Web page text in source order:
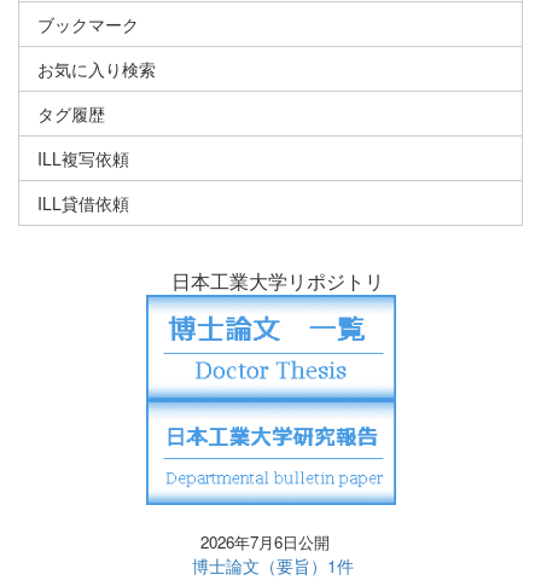
ブックマーク
お気に入り検索
タグ履歴
ILL複写依頼
ILL貸借依頼
日本工業大学リポジトリ
2026年7月6日公開
博士論文（要旨）1件